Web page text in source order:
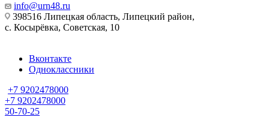
info@urn48.ru
398516 Липецкая область, Липецкий район,
с. Косырёвка, Советская, 10
Вконтакте
Одноклассники
+7 9202478000
+7 9202478000
50-70-25